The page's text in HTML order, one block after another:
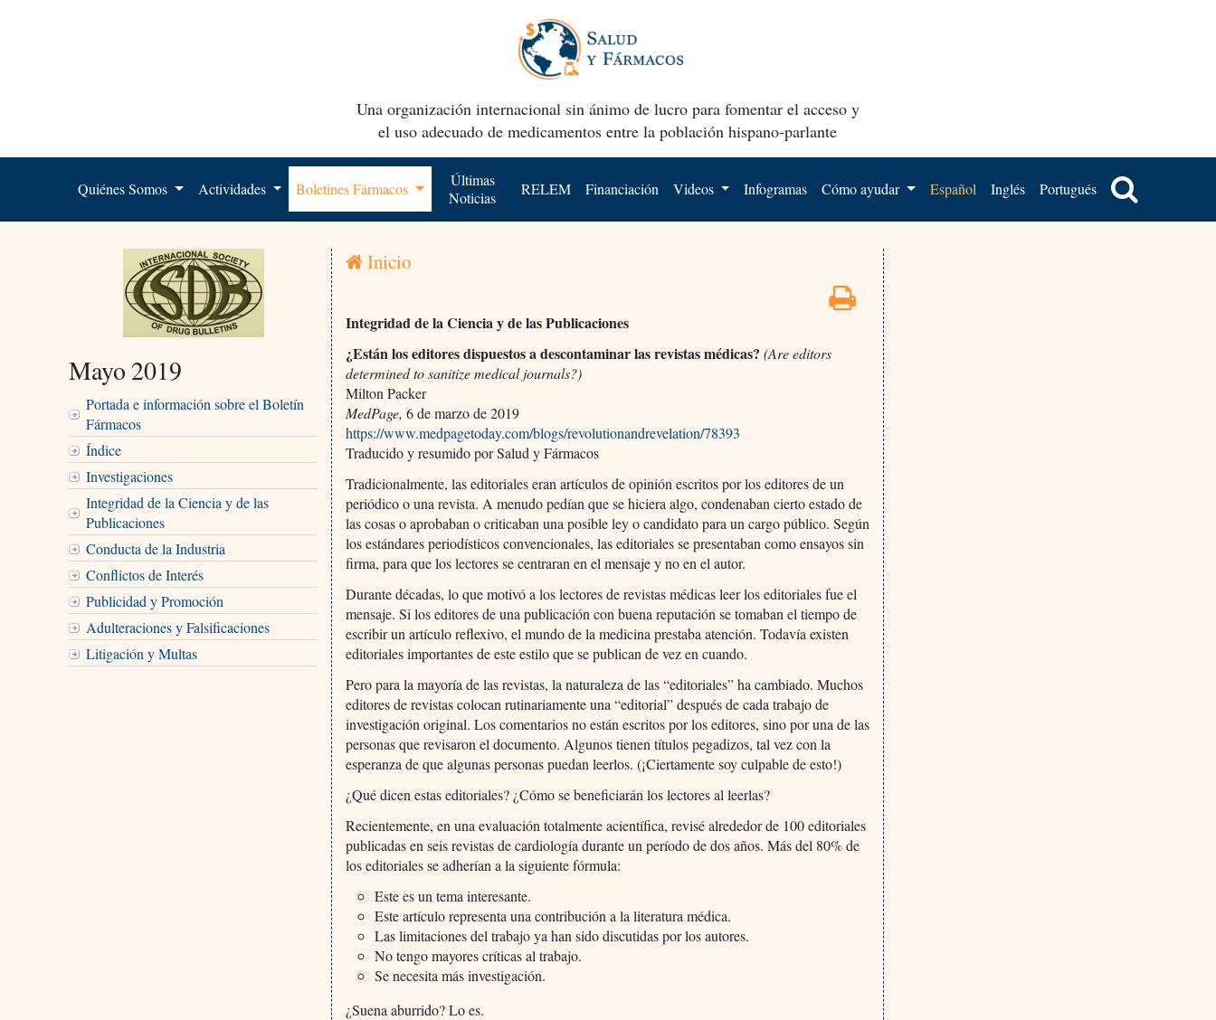
Una organización internacional sin ánimo de lucro para fomentar el acceso y
el uso adecuado de medicamentos entre la población hispano-parlante
Quiénes Somos Actividades Boletines Fármacos
Últimas
Noticias
RELEM Financiación Videos Infogramas Cómo ayudar Español Inglés Portugués
Mayo 2019
Portada e información sobre el Boletín
Fármacos
Índice
Investigaciones
Integridad de la Ciencia y de las
Publicaciones
Conducta de la Industria
Conflictos de Interés
Publicidad y Promoción
Adulteraciones y Falsificaciones
Litigación y Multas
Inicio
Integridad de la Ciencia y de las Publicaciones
¿Están los editores dispuestos a descontaminar las revistas médicas?(Are editors
determined to sanitize medical journals?)
Milton Packer
MedPage, 6 de marzo de 2019
https://www.medpagetoday.com/blogs/revolutionandrevelation/78393
Traducido y resumido por Salud y Fármacos
Tradicionalmente, las editoriales eran artículos de opinión escritos por los editores de un
periódico o una revista. A menudo pedían que se hiciera algo, condenaban cierto estado de
las cosas o aprobaban o criticaban una posible ley o candidato para un cargo público. Según
los estándares periodísticos convencionales, las editoriales se presentaban como ensayos sin
firma, para que los lectores se centraran en el mensaje y no en el autor.
Durante décadas, lo que motivó a los lectores de revistas médicas leer los editoriales fue el
mensaje. Si los editores de una publicación con buena reputación se tomaban el tiempo de
escribir un artículo reflexivo, el mundo de la medicina prestaba atención. Todavía existen
editoriales importantes de este estilo que se publican de vez en cuando.
Pero para la mayoría de las revistas, la naturaleza de las “editoriales” ha cambiado. Muchos
editores de revistas colocan rutinariamente una “editorial” después de cada trabajo de
investigación original. Los comentarios no están escritos por los editores, sino por una de las
personas que revisaron el documento. Algunos tienen títulos pegadizos, tal vez con la
esperanza de que algunas personas puedan leerlos. (¡Ciertamente soy culpable de esto!)
¿Qué dicen estas editoriales? ¿Cómo se beneficiarán los lectores al leerlas?
Recientemente, en una evaluación totalmente acientífica, revisé alrededor de 100 editoriales
publicadas en seis revistas de cardiología durante un período de dos años. Más del 80% de
los editoriales se adherían a la siguiente fórmula:
Este es un tema interesante.
Este artículo representa una contribución a la literatura médica.
Las limitaciones del trabajo ya han sido discutidas por los autores.
No tengo mayores críticas al trabajo.
Se necesita más investigación.
¿Suena aburrido? Lo es.